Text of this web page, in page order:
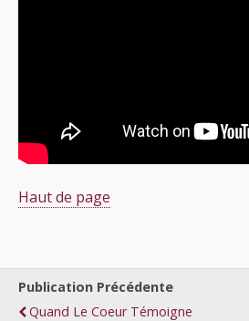
Haut de page
Publication Précédente
Quand Le Coeur Témoigne